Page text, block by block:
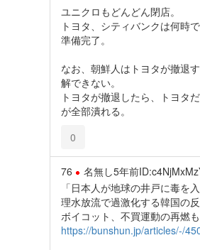
ユニクロもどんどん閉店。
トヨタ、シティバンクは何時
準備完了。
なお、朝鮮人はトヨタが撤退
解できない。
トヨタが撤退したら、トヨタ
が全部潰れる。
0
76 名無し5年前
「日本人が地球の井戸に毒を
理水放流で過激化する韓国の
ボイコット、不買運動の再燃も
https://bunshun.jp/articles/-/